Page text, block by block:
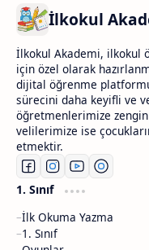
İlkokul
İlkokul Akademi, ilkokul
için özel olarak
dijital öğrenme
sürecini daha keyifli ve
öğretmenlerimize
velilerimize ise
etmektir.
1. Sınıf
İlk Okuma Yazma
1. Sınıf